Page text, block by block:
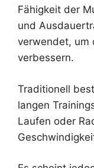
Fähigkeit der
und
verwendet, um
verbessern.
Traditionell
langen
Laufen oder